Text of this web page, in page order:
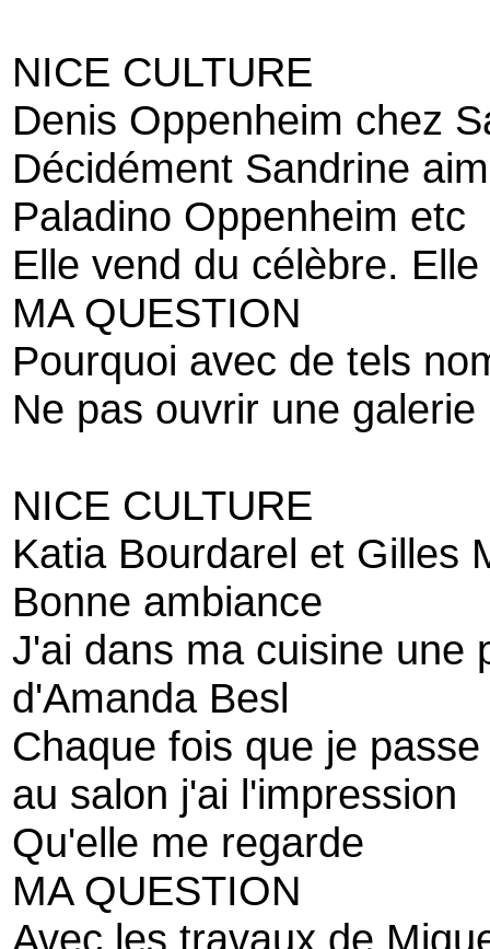
NICE CULTURE
Denis Oppenheim chez
Décidément Sandrine
Paladino Oppenheim etc
Elle vend du célèbre.
MA QUESTION
Pourquoi avec de tels
Ne pas ouvrir une
NICE CULTURE
Katia Bourdarel et Gilles
Bonne ambiance
J'ai dans ma cuisine une
d'Amanda Besl
Chaque fois que je
au salon j'ai l'impression
Qu'elle me regarde
MA QUESTION
Avec les travaux de